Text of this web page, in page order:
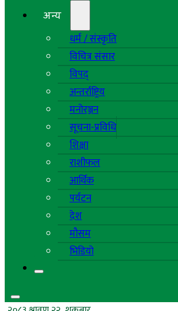
अन्य
धर्म / संस्कृति
विचित्र संसार
विपद्
अन्तर्राष्ट्रिय
मनोरञ्जन
सूचना-प्रविधि
शिक्षा
राशीफल
आर्थिक
पर्यटन
देश
मौसम
भिडियो